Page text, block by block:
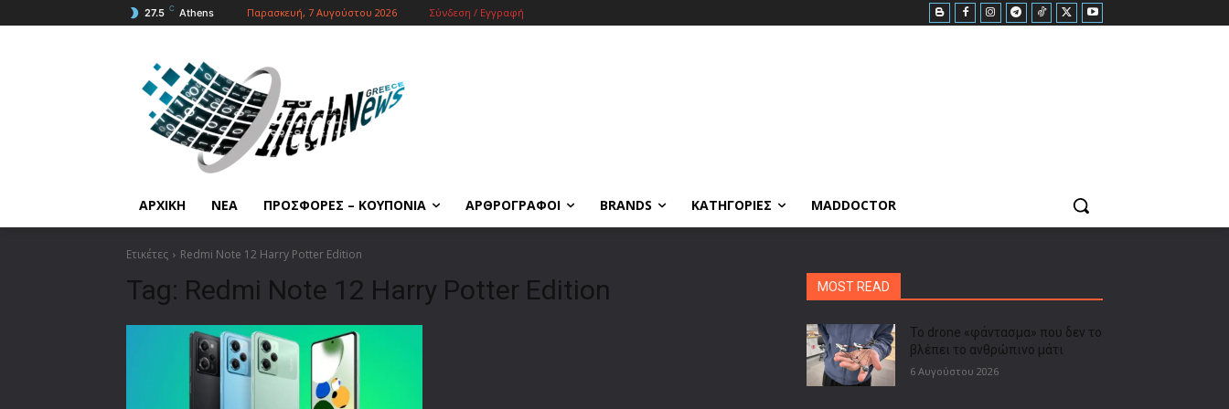
27.5 C Athens Παρασκευή, 7 Αυγούστου 2026 Σύνδεση / Εγγραφή
ΑΡΧΙΚΗ ΝΕΑ ΠΡΟΣΦΟΡΕΣ – ΚΟΥΠΟΝΙΑ ΑΡΘΡΟΓΡΑΦΟΙ BRANDS ΚΑΤΗΓΟΡΙΕΣ MADDOCTOR
Ετικέτες Redmi Note 12 Harry Potter Edition
Tag: Redmi Note 12 Harry Potter Edition MOST READ
Το drone «φάντασμα» που δεν το
βλέπει το ανθρώπινο μάτι
6 Αυγούστου 2026